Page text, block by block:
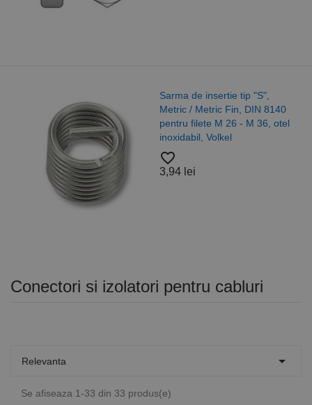
Metric / Metric Fin, DIN 8140
pentru filete M 26 - M 36, otel
inoxidabil, Volkel
3,94 lei
Conectori si izolatori pentru cabluri
Relevanta 
Se afiseaza 1-33 din 33 produs(e)